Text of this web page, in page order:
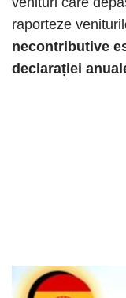
raporteze
necontributive
declarației